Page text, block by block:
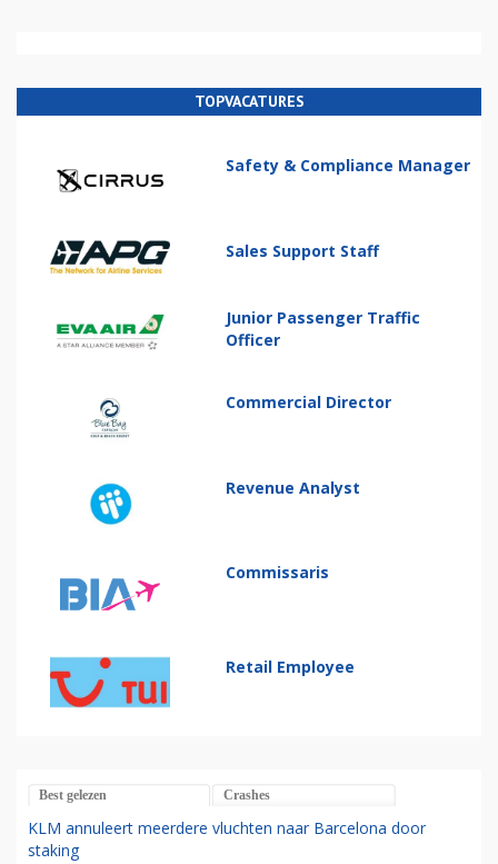
TOPVACATURES
Safety & Compliance Manager
Sales Support Staff
Junior Passenger Traffic
Officer
Commercial Director
Revenue Analyst
Commissaris
Retail Employee
Best gelezen Crashes
KLM annuleert meerdere vluchten naar Barcelona door
staking